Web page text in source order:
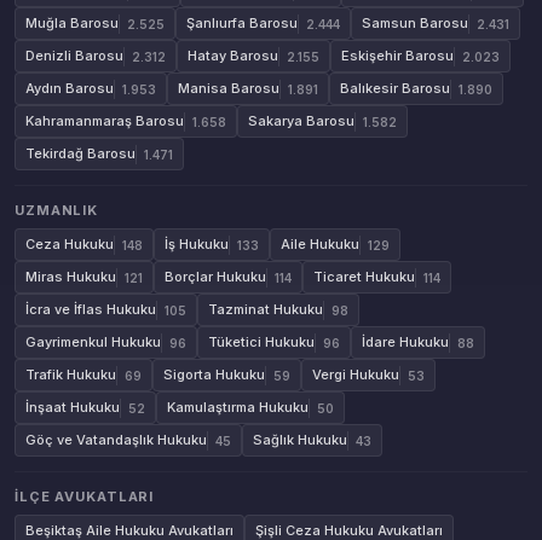
Muğla Barosu 2.525 Şanlıurfa Barosu 2.444 Samsun Barosu 2.431
Denizli Barosu 2.312 Hatay Barosu 2.155 Eskişehir Barosu 2.023
Aydın Barosu 1.953 Manisa Barosu 1.891 Balıkesir Barosu 1.890
Kahramanmaraş Barosu 1.658 Sakarya Barosu 1.582
Tekirdağ Barosu 1.471
UZMANLIK
Ceza Hukuku
148 İş Hukuku 133 Aile Hukuku 129
Miras Hukuku 121 Borçlar Hukuku 114 Ticaret Hukuku 114
İcra ve İflas Hukuku 105 Tazminat Hukuku 98
Gayrimenkul Hukuku 96 Tüketici Hukuku 96 İdare Hukuku 88
Trafik Hukuku 69 Sigorta Hukuku 59 Vergi Hukuku 53
İnşaat Hukuku 52 Kamulaştırma Hukuku 50
Göç ve Vatandaşlık Hukuku 45 Sağlık Hukuku 43
İLÇE AVUKATLARI
Beşiktaş Aile Hukuku Avukatları
Şişli Ceza Hukuku Avukatları